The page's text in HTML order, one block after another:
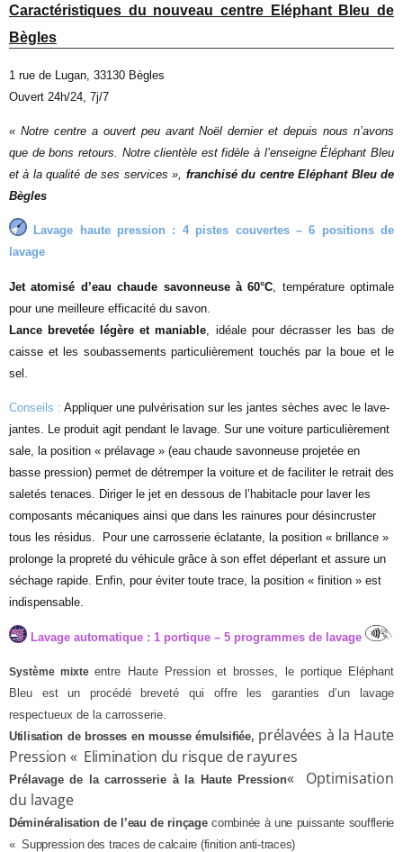
Caractéristiques du nouveau centre Eléphant Bleu de
Bègles
1 rue de Lugan, 33130 Bègles
Ouvert 24h/24, 7j/7
« Notre centre a ouvert peu avant Noël dernier et depuis nous n’avons
que de bons retours. Notre clientèle est fidèle à l’enseigne Éléphant Bleu
et à la qualité de ses services», franchisé du centre Eléphant Bleu de
Bègles
Lavage haute pression : 4 pistes couvertes – 6 positions de
lavage
Jet atomisé d’eau chaude savonneuse à 60°C , température optimale
pour une meilleure efficacité du savon.
Lance brevetée légère et maniable , idéale pour décrasser les bas de
caisse et les soubassements particulièrement touchés par la boue et le
sel.
Conseils : Appliquer une pulvérisation sur les jantes sèches avec le lave-
jantes. Le produit agit pendant le lavage. Sur une voiture particulièrement
sale, la position « prélavage » (eau chaude savonneuse projetée en
basse pression) permet de détremper la voiture et de faciliter le retrait des
saletés tenaces. Diriger le jet en dessous de l’habitacle pour laver les
composants mécaniques ainsi que dans les rainures pour désincruster
tous les résidus.
Pour une carrosserie éclatante, la position « brillance »
prolonge la propreté du véhicule grâce à son effet déperlant et assure un
séchage rapide. Enfin, pour éviter toute trace, la position « finition » est
indispensable.
Lavage automatique : 1 portique – 5 programmes de lavage
Système mixteentre Haute Pression et brosses, le portique Eléphant
Bleu est un procédé breveté qui offre les garanties d’un lavage
respectueux de la carrosserie.
Utilisation de brosses en mousse émulsifiée, prélavées à la Haute
Pression « Elimination du risque de rayures
Prélavage de la carrosserie à la Haute Pression«
Optimisation
du lavage
Déminéralisation de l’eau de rinçagecombinée à une puissante soufflerie
« Suppression des traces de calcaire (finition anti-traces)